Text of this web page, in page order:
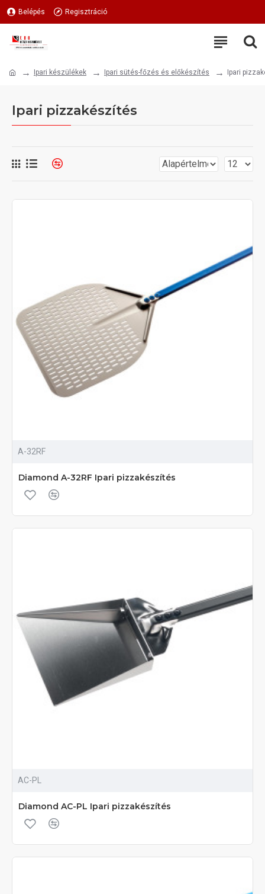
Belépés Regisztráció
Ipari készülékek Ipari sütés-főzés és előkészítés Ipari
Ipari pizzakészítés
A-32RF
Diamond A-32RF Ipari pizzakészítés
AC-PL
Diamond AC-PL Ipari pizzakészítés